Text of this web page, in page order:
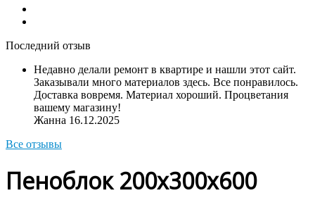
Последний отзыв
Недавно делали ремонт в квартире и нашли этот сайт.
Заказывали много материалов здесь. Все понравилось.
Доставка вовремя. Материал хороший. Процветания
вашему магазину!
Жанна 16.12.2025
Все отзывы
Пеноблок 200х300х600